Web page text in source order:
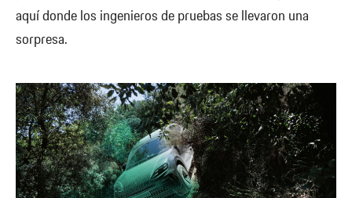
aquí donde los ingenieros de pruebas se llevaron una
sorpresa.